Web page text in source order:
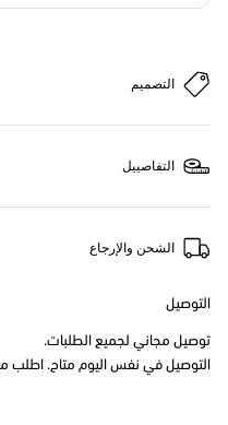
التصميم
التفاصييل
الشحن والإرجاع
التوصيل
توصيل مجاني لجميع الطلبات.
التوصيل في نفس اليوم متاح. اطلب من